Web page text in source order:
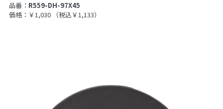
品番： R559-DH-97X45
価格：￥1,030
（税込￥1,133）